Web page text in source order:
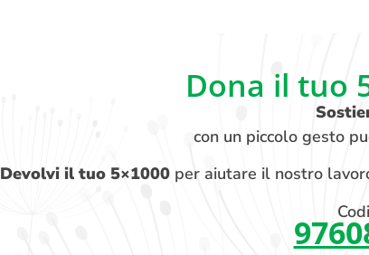
Dona il tuo
con un piccolo gesto
Devolvi il tuo 5×1000per aiutare il nostro